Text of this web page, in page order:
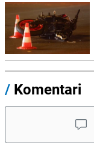
/ Komentari